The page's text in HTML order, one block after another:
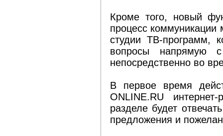
Кроме того, новый
процесс коммуникации
студии ТВ-программ,
вопросы напрямую
непосредственно во
В первое время
ONLINE.RU
разделе будет
предложения и